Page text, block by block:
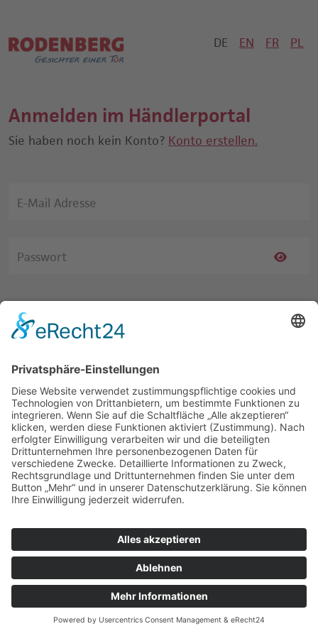
DE EN FR PL
Anmelden im Händlerportal
Sie haben noch kein Konto? Konto erstellen.
E-Mail Adresse
Passwort
Passwort vergessen?
Impressum Datenschutzerklärung